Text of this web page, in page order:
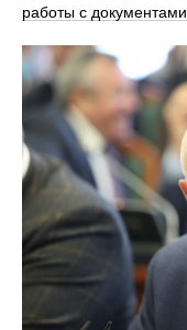
работы с документами